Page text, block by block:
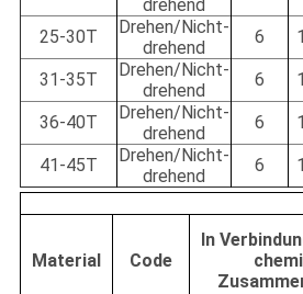
drehend
25-30T
Drehen/Nicht-
drehend
6
31-35T
Drehen/Nicht-
drehend
6
36-40T
Drehen/Nicht-
drehend
6
41-45T
Drehen/Nicht-
drehend
6
Material Code
In